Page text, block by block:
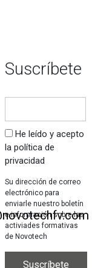
Suscríbete
He leído y acepto
la política de
privacidad
Su dirección de correo
electrónico para
enviarle nuestro boletín
e información sobre las
activiades formativas
de Novotech